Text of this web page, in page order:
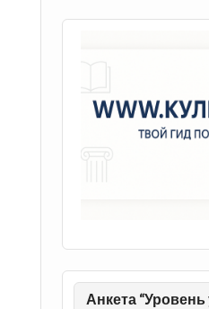
Анкета